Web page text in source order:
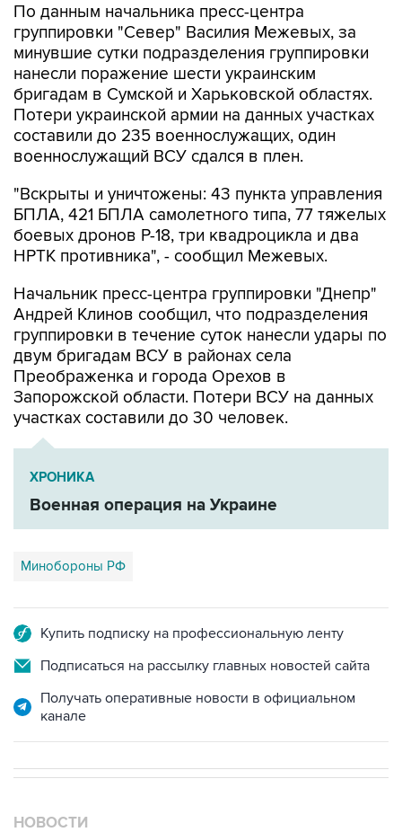
По данным начальника пресс-центра
группировки "Север" Василия Межевых, за
минувшие сутки подразделения группировки
нанесли поражение шести украинским
бригадам в Сумской и Харьковской областях.
Потери украинской армии на данных участках
составили до 235 военнослужащих, один
военнослужащий ВСУ сдался в плен.
"Вскрыты и уничтожены: 43 пункта управления
БПЛА, 421 БПЛА самолетного типа, 77 тяжелых
боевых дронов Р-18, три квадроцикла и два
НРТК противника", - сообщил Межевых.
Начальник пресс-центра группировки "Днепр"
Андрей Клинов сообщил, что подразделения
группировки в течение суток нанесли удары по
двум бригадам ВСУ в районах села
Преображенка и города Орехов в
Запорожской области. Потери ВСУ на данных
участках составили до 30 человек.
ХРОНИКА
Военная операция на Украине
Минобороны РФ
Купить подписку на профессиональную ленту
Подписаться на рассылку главных новостей сайта
Получать оперативные новости в официальном
канале
НОВОСТИ